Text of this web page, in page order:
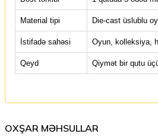
Material tipi Die-cast üslublu
İstifadə sahəsi Oyun, kolleksiya,
Qeyd Qiymət bir qutu
OXŞAR MƏHSULLAR